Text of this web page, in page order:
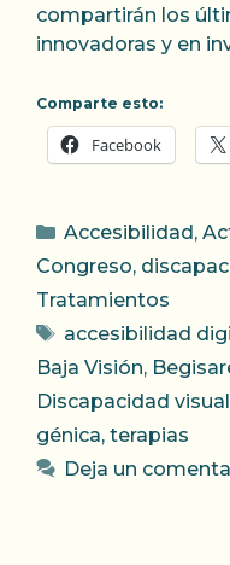
compartirán los
innovadoras y en
Comparte esto:
Facebook
Categorías
Accesibilidad ,
Congreso,
Tratamientos
Etiquetas
accesibilidad
Baja Visión,
Discapacidad visual
génica, terapias
Deja un